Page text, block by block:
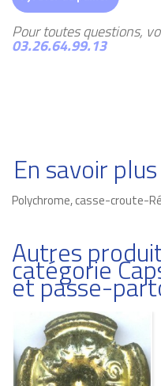
Pour toutes questions,
03.26.64.99.13
En savoir plus
Polychrome, casse-croute-
Autres
catégorie
et passe-